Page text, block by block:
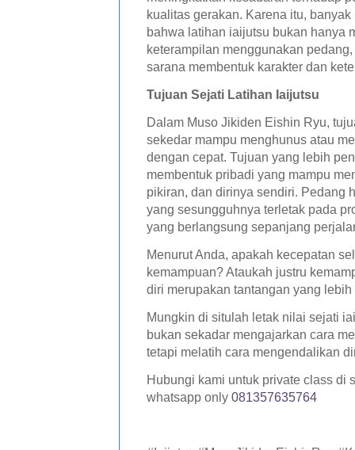
kualitas gerakan. Karena itu,
bahwa latihan iaijutsu bukan hanya
keterampilan menggunakan
sarana membentuk karakter dan
Tujuan Sejati Latihan Iaijutsu
Dalam Muso Jikiden Eishin Ryu,
sekedar mampu menghunus atau
dengan cepat. Tujuan yang lebih
membentuk pribadi yang mampu
pikiran, dan dirinya sendiri. Pedang
yang sesungguhnya terletak pada
yang berlangsung sepanjang
Menurut Anda, apakah kecepatan
kemampuan? Ataukah justru
diri merupakan tantangan yang lebih
Mungkin di situlah letak nilai sejati
bukan sekadar mengajarkan cara
tetapi melatih cara mengendalikan
Hubungi kami untuk private class di
whatsapp only 081357635764